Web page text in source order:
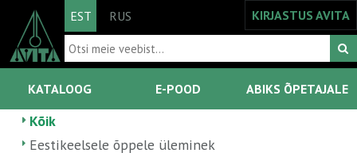
EST RUS KIRJASTUS AVITA
KATALOOG E-POOD ABIKS ÕPETAJALE
Kõik
Eestikeelsele õppele üleminek